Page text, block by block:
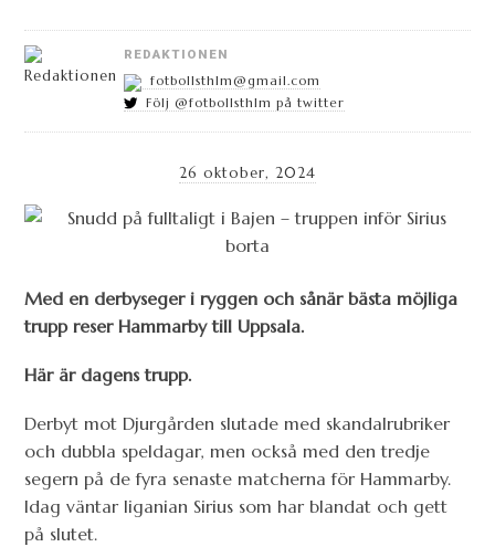
REDAKTIONEN
fotbollsthlm@gmail.com
Följ @fotbollsthlm på twitter
26 oktober, 2024
Med en derbyseger i ryggen och sånär bästa möjliga
trupp reser Hammarby till Uppsala.
Här är dagens trupp.
Derbyt mot Djurgården slutade med skandalrubriker
och dubbla speldagar, men också med den tredje
segern på de fyra senaste matcherna för Hammarby.
Idag väntar liganian Sirius som har blandat och gett
på slutet.